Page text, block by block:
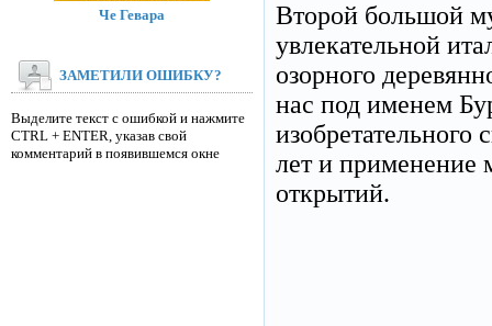
Второй большой
увлекательной
озорного
нас под именем
изобретательного
лет и применение
открытий.
Че Гевара
ЗАМЕТИЛИ ОШИБКУ?
Выделите текст с ошибкой и нажмите
CTRL + ENTER, указав свой
комментарий в появившемся окне